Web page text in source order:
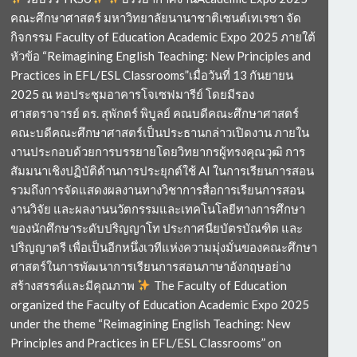
คณะศึกษาศาสตร์ มหาวิทยาลัยนานาชาติเซนต์เทเรซา จัด
กิจกรรม Faculty of Education Academic Expo 2025 ภายใต้
หัวข้อ “Reimagining English Teaching: New Principles and
Practices in EFL/ESL Classrooms”เมื่อวันที่ 13 กันยายน
2025 ณ หอประชุมอาคารโจเซฟมารีย์ โดยมีรอง
ศาสตราจารย์ ดร. สุพักตร์ พิบูลย์ คณบดีคณะศึกษาศาสตร์
คณะบดีคณะศึกษาศาสตร์เป็นประธานกล่าวเปิดงาน ภายใน
งานประกอบด้วยการบรรยายโดยวิทยากรผู้ทรงคุณวุฒิ การ
สัมมนาเชิงปฏิบัติด้านการประยุกต์ใช้ AI ในการเรียนการสอน
รวมถึงการจัดแสดงผลงานทางวิชาการสื่อการเรียนการสอน
งานวิจัย และผลงานนวัตกรรมและเทคโนโลยีทางการศึกษา
ของนักศึกษาระดับปริญญาโท ประกาศนียบัตรบัณฑิต และ
ปริญญาตรี เพื่อเป็นอีกหนึ่งเวทีแห่งความมุ่งมั่นของคณะศึกษา
ศาสตร์ในการพัฒนาการเรียนการสอนภาษาอังกฤษอย่าง
สร้างสรรค์และมีคุณภาพ
The Faculty of Education
organized the Faculty of Education Academic Expo 2025
under the theme “Reimagining English Teaching: New
Principles and Practices in EFL/ESL Classrooms” on